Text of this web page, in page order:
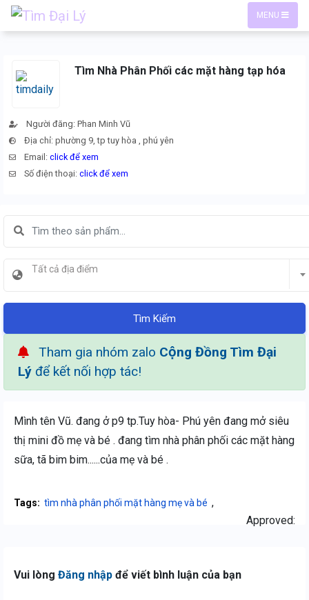
MENU
Tìm Nhà Phân Phối các mặt hàng tạp hóa
Người đăng: Phan Minh Vũ
Địa chỉ: phường 9, tp tuy hòa , phú yên
Email:click để xem
Số điện thoại:click để xem
Tất cả địa điểm
Tìm Kiếm
Tham gia nhóm zalo Cộng Đồng Tìm Đại
Lý để kết nối hợp tác!
Mình tên Vũ. đang ở p9 tp.Tuy hòa- Phú yên đang mở siêu
thị mini đồ mẹ và bé . đang tìm nhà phân phối các mặt hàng
sữa, tã bim bim......của mẹ và bé .
Tags: tìm nhà phân phối mặt hàng mẹ và bé ,
Approved:
Vui lòng Đăng nhập để viết bình luận của bạn